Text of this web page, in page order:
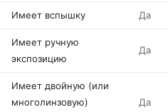
Имеет вспышку Да
Имеет ручную
экспозицию
Да
Имеет двойную (или
многолинзовую)
Да